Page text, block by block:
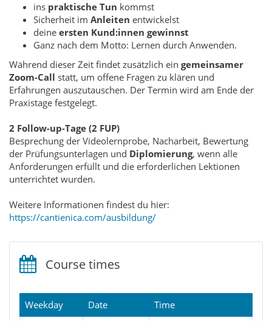
ins praktische Tun kommst
Sicherheit im Anleiten entwickelst
deine ersten Kund:innen gewinnst
Ganz nach dem Motto: Lernen durch Anwenden.
Während dieser Zeit findet zusätzlich ein gemeinsamer
Zoom-Call statt, um offene Fragen zu klären und
Erfahrungen auszutauschen. Der Termin wird am Ende der
Praxistage festgelegt.
2 Follow-up-Tage (2 FUP)
Besprechung der Videolernprobe, Nacharbeit, Bewertung
der Prüfungsunterlagen und Diplomierung, wenn alle
Anforderungen erfüllt und die erforderlichen Lektionen
unterrichtet wurden.
Weitere Informationen findest du hier:
https://cantienica.com/ausbildung/
Course times
Weekday Date
Time